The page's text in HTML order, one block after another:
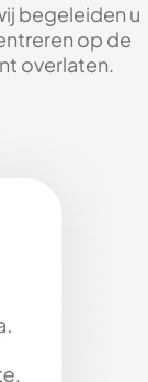
begeleiden u
op de
overlaten.